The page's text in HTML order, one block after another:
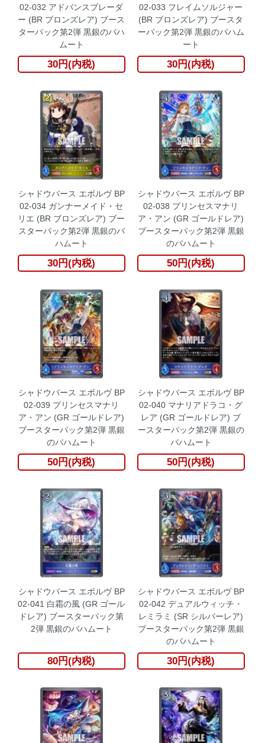
02-032 アドバンスブレーダ
ー (BR ブロンズレア) ブース
ターパック第2弾 黒銀のバハ
ムート
30円(内税)
02-033 フレイムソルジャー
(BR ブロンズレア) ブースタ
ーパック第2弾 黒銀のバハム
ート
30円(内税)
シャドウバース エボルヴ BP
02-034 ガンナーメイド・セ
リエ (BR ブロンズレア) ブー
スターパック第2弾 黒銀のバ
ハムート
30円(内税)
シャドウバース エボルヴ BP
02-038 プリンセスマナリ
ア・アン (GR ゴールドレア)
ブースターパック第2弾 黒銀
のバハムート
50円(内税)
シャドウバース エボルヴ BP
02-039 プリンセスマナリ
ア・アン (GR ゴールドレア)
ブースターパック第2弾 黒銀
のバハムート
50円(内税)
シャドウバース エボルヴ BP
02-040 マナリアドラコ・グ
レア (GR ゴールドレア) ブ
ースターパック第2弾 黒銀の
バハムート
50円(内税)
シャドウバース エボルヴ BP
02-041 白霜の風 (GR ゴール
ドレア) ブースターパック第
2弾 黒銀のバハムート
80円(内税)
シャドウバース エボルヴ BP
02-042 デュアルウィッチ・
レミラミ (SR シルバーレア)
ブースターパック第2弾 黒銀
のバハムート
30円(内税)